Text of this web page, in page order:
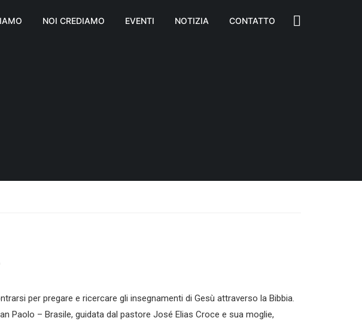
NOI CREDIAMO EVENTI NOTIZIA CONTATTO
per pregare e ricercare gli insegnamenti di Gesù attraverso la Bibbia.
Paolo – Brasile, guidata dal pastore José Elias Croce e sua moglie,